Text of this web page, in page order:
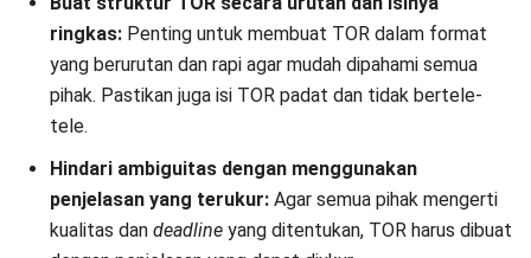
proyek dan kemungkinan penyimpangan yang ada.
FAQ SeputarTerm of Reference
Apa bedanya TOR dan RAB?